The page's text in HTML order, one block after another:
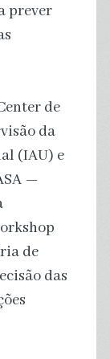
prever
de
da
(IAU) e
—
de
das